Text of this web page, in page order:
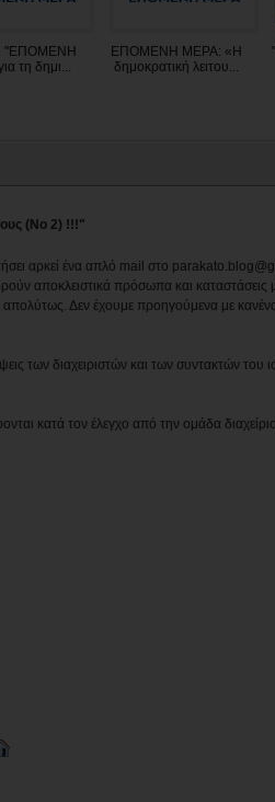
"ΕΠΟΜΕΝΗ
τη δημι...
ΕΠΟΜΕΝΗ ΜΕΡΑ: «Η
δημοκρατική λειτου...
(Νο 2) !!!"
αρκεί ένα απλό mail στο
αποκλειστικά πρόσωπα και καταστάσεις
Δεν έχουμε προηγούμενα με
των διαχειριστών και των συντακτών του
κατά τον έλεγχο από την ομάδα